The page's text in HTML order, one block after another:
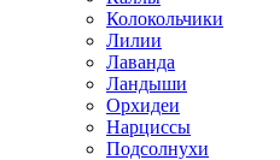
Колокольчики
Лилии
Лаванда
Ландыши
Орхидеи
Нарциссы
Подсолнухи